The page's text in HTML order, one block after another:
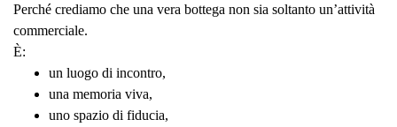
Perché crediamo che una vera bottega non sia soltanto un’attività
commerciale.
È:
un luogo di incontro,
una memoria viva,
uno spazio di fiducia,